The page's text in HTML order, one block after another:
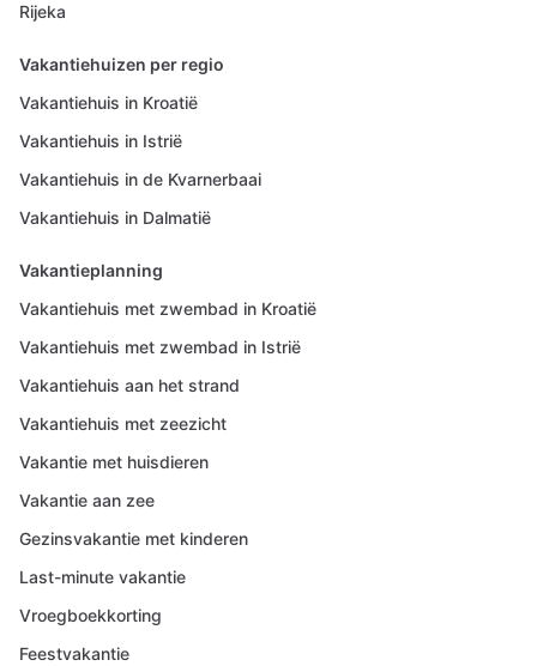
Rijeka
Vakantiehuizen per regio
Vakantiehuis in Kroatië
Vakantiehuis in Istrië
Vakantiehuis in de Kvarnerbaai
Vakantiehuis in Dalmatië
Vakantieplanning
Vakantiehuis met zwembad in Kroatië
Vakantiehuis met zwembad in Istrië
Vakantiehuis aan het strand
Vakantiehuis met zeezicht
Vakantie met huisdieren
Vakantie aan zee
Gezinsvakantie met kinderen
Last-minute vakantie
Vroegboekkorting
Feestvakantie